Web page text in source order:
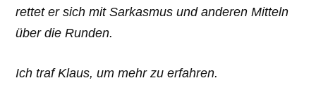
rettet er sich mit Sarkasmus und anderen Mitteln
über die Runden.
Ich traf Klaus, um mehr zu erfahren.